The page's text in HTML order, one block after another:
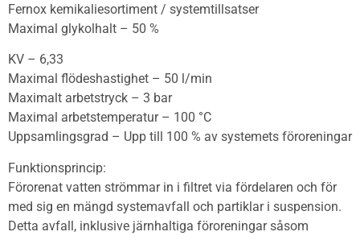
Fernox kemikaliesortiment / systemtillsatser
Maximal glykolhalt – 50 %
KV – 6,33
Maximal flödeshastighet – 50 l/min
Maximalt arbetstryck – 3 bar
Maximal arbetstemperatur – 100 °C
Uppsamlingsgrad – Upp till 100 % av systemets föroreningar
Funktionsprincip:
Förorenat vatten strömmar in i filtret via fördelaren och för
med sig en mängd systemavfall och partiklar i suspension.
Detta avfall, inklusive järnhaltiga föroreningar såsom